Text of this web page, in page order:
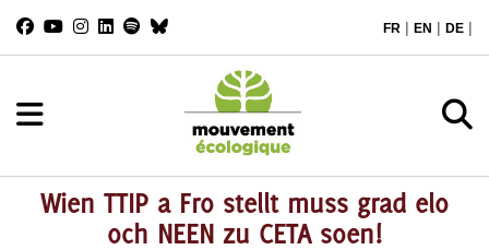
FR | EN | DE |
Wien TTIP a Fro stellt muss grad elo
och NEEN zu CETA soen!